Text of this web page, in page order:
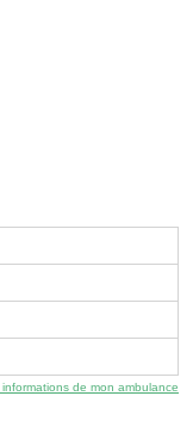
de mon ambulance